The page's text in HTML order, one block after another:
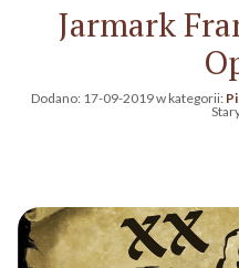
Jarmark
Dodano: 17-09-2019w kategorii: